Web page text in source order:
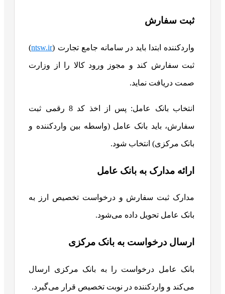
ثبت سفارش
واردکننده ابتدا باید در سامانه جامع تجارت (ntsw.ir
)
ثبت سفارش کند و مجوز ورود کالا را از وزارت
صمت دریافت نماید.
انتخاب بانک عامل: پس از اخذ کد 8 رقمی ثبت
سفارش، باید بانک عامل (واسطه بین واردکننده و
بانک مرکزی) انتخاب شود.
ارائه مدارک به بانک عامل
مدارک ثبت سفارش و درخواست تخصیص ارز به
بانک عامل تحویل داده می‌شود.
ارسال درخواست به بانک مرکزی
بانک عامل درخواست را به بانک مرکزی ارسال
می‌کند و واردکننده در نوبت تخصیص قرار می‌گیرد.